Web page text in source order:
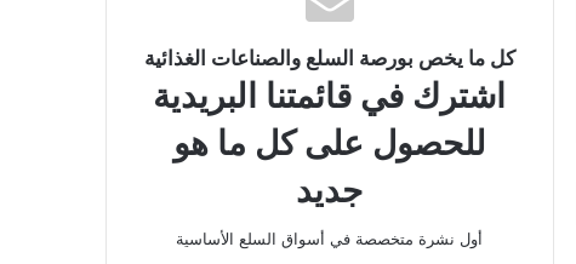
كل ما يخص بورصة السلع والصناعات الغذائية
اشترك في قائمتنا البريدية
للحصول على كل ما هو
جديد
أول نشرة متخصصة في أسواق السلع الأساسية